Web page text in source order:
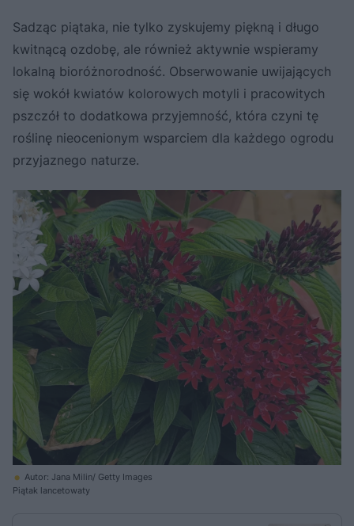
Sadząc piątaka, nie tylko zyskujemy piękną i długo
kwitnącą ozdobę, ale również aktywnie wspieramy
lokalną bioróżnorodność. Obserwowanie uwijających
się wokół kwiatów kolorowych motyli i pracowitych
pszczół to dodatkowa przyjemność, która czyni tę
roślinę nieocenionym wsparciem dla każdego ogrodu
przyjaznego naturze.
Autor: Jana Milin/ Getty Images
Piątak lancetowaty